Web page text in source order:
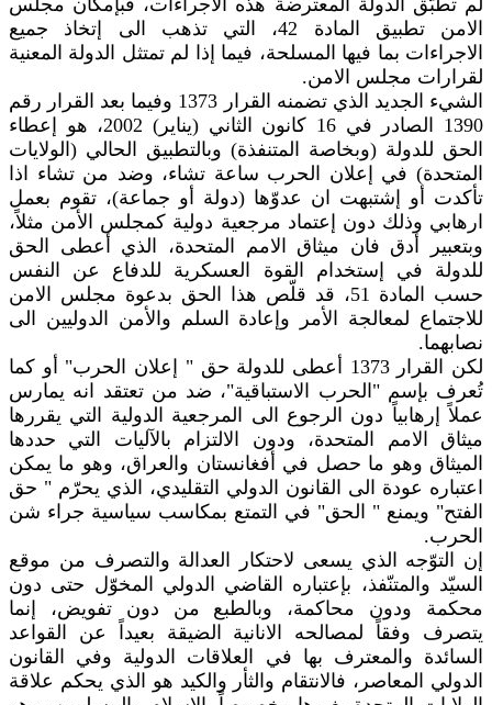
لم تطبّق الدولة المعترضة هذه الاجراءات، فبإمكان مجلس
الامن تطبيق المادة 42، التي تذهب الى إتخاذ جميع
الاجراءات بما فيها المسلحة، فيما إذا لم تمتثل الدولة المعنية
لقرارات مجلس الامن.
الشيء الجديد الذي تضمنه القرار 1373 وفيما بعد القرار رقم
1390 الصادر في 16 كانون الثاني (يناير) 2002، هو إعطاء
الحق للدولة (وبخاصة المتنفذة) وبالتطبيق الحالي (الولايات
المتحدة) في إعلان الحرب ساعة تشاء، وضد من تشاء اذا
تأكدت أو إشتبهت ان عدوّها (دولة أو جماعة)، تقوم بعمل
ارهابي وذلك دون إعتماد مرجعية دولية كمجلس الأمن مثلاً،
وبتعبير أدق فان ميثاق الامم المتحدة، الذي أعطى الحق
للدولة في إستخدام القوة العسكرية للدفاع عن النفس
حسب المادة 51، قد قلّص هذا الحق بدعوة مجلس الامن
للاجتماع لمعالجة الأمر وإعادة السلم والأمن الدوليين الى
نصابهما.
لكن القرار 1373 أعطى للدولة حق " إعلان الحرب" أو كما
تُعرف بإسم "الحرب الاستباقية"، ضد من تعتقد انه يمارس
عملاً إرهابياً دون الرجوع الى المرجعية الدولية التي يقررها
ميثاق الامم المتحدة، ودون الالتزام بالآليات التي حددها
الميثاق وهو ما حصل في أفغانستان والعراق، وهو ما يمكن
اعتباره عودة الى القانون الدولي التقليدي، الذي يحرّم " حق
الفتح" ويمنع " الحق" في التمتع بمكاسب سياسية جراء شن
الحرب.
إن التوّجه الذي يسعى لاحتكار العدالة والتصرف من موقع
السيّد والمتنّفذ، بإعتباره القاضي الدولي المخوّل حتى دون
محكمة ودون محاكمة، وبالطبع من دون تفويض، إنما
يتصرف وفقاً لمصالحه الانانية الضيقة بعيداً عن القواعد
السائدة والمعترف بها في العلاقات الدولية وفي القانون
الدولي المعاصر، فالانتقام والثأر والكيد هو الذي يحكم علاقة